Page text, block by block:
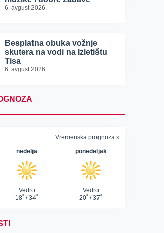
6. avgust 2026.
Besplatna obuka vožnje
skutera na vodi na Izletištu
Tisa
6. avgust 2026.